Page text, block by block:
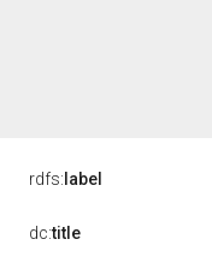
rdfs: label
dc:title